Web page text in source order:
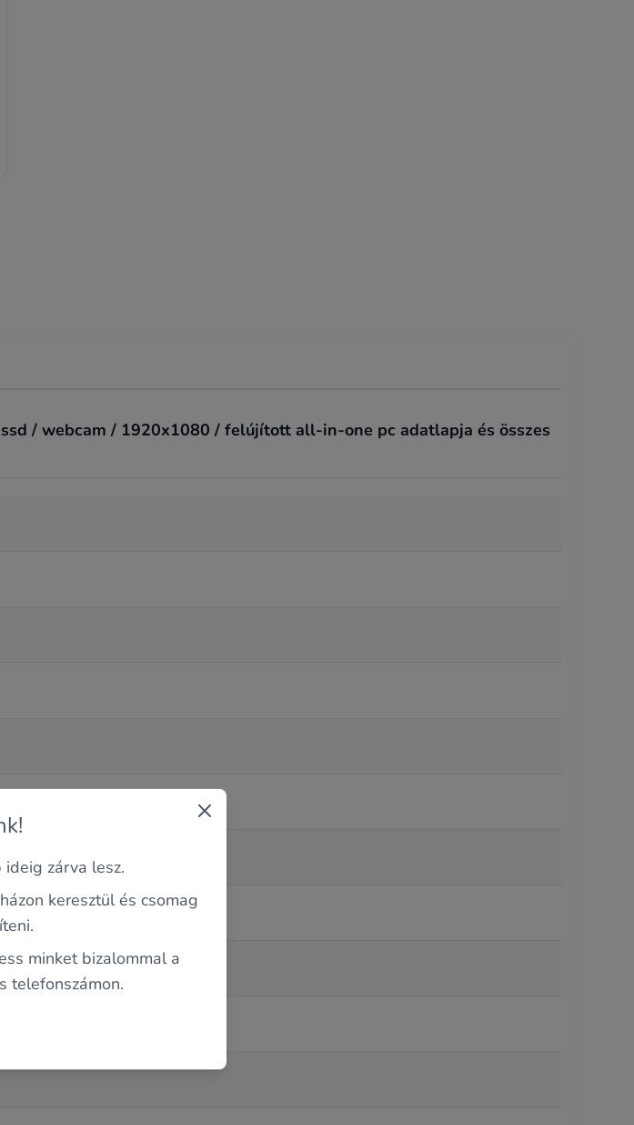
/ webcam / 1920x1080 / felújított all-in-one pc adatlapja és összes
(6 magos)
zárva lesz.
keresztül és csomag
minket bizalommal a
telefonszámon.